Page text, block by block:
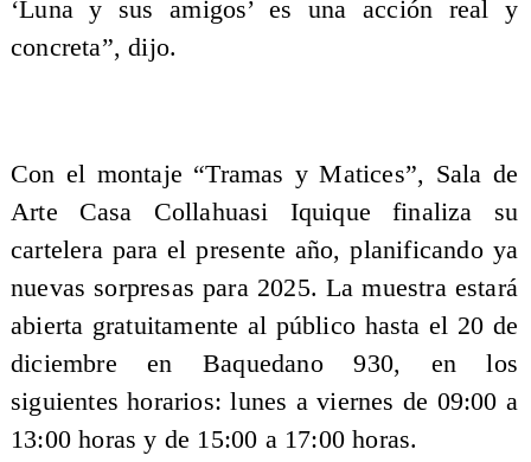
‘Luna y sus amigos’ es una acción real y
concreta”, dijo.
Con el montaje “Tramas y Matices”, Sala de
Arte Casa Collahuasi Iquique finaliza su
cartelera para el presente año, planificando ya
nuevas sorpresas para 2025. La muestra estará
abierta gratuitamente al público hasta el 20 de
diciembre en Baquedano 930, en los
siguientes horarios: lunes a viernes de 09:00 a
13:00 horas y de 15:00 a 17:00 horas.